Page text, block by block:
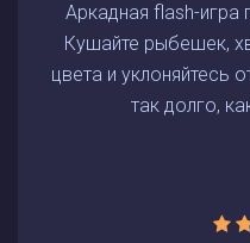
Аркадная flash-игра
Кушайте рыбешек,
цвета и уклоняйтесь
так долго,